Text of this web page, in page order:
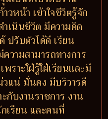
หน้า เข้าใจชีวิตรู้จัก
เนินชีวิต มีความคิด
ปรับตัวได้ดี เรียน
วามสามารถทางการ
ราะใฝ่รู้ใฝ่เรียนและมี
แน่ มั่นคง มีบริวารดี
กับงานราชการ งาน
เรียน และคนที่